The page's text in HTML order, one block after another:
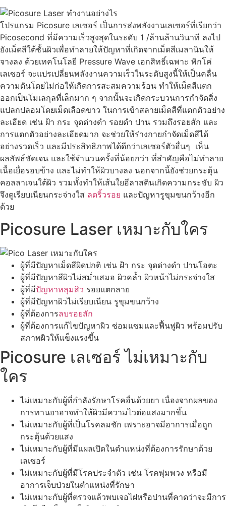
โปรแกรม Picosure เลเซอร์ เป็นการส่งพลังงานเลเซอร์ที่เรียกว่า
Picosecond ที่มีความเร็วสูงสุดในระดับ 1 /ล้านล้านวินาที ลงไป
ยังเม็ดสีใต้ชั้นผิวเพื่อทำลายให้ปัญหาที่เกิดจากเม็ดสีเมลานินให้
จางลง ด้วยเทคโนโลยี Pressure Wave เอกสิทธิ์เฉพาะ พิกโค่
เลเซอร์ จะแปรเปลี่ยนพลังงานความเร็วในระดับสูงนี้ให้เป็นคลื่น
ความดันโดยไม่ก่อให้เกิดการสะสมความร้อน ทำให้เม็ดสีแตก
ออกเป็นโมเลกุลที่เล็กมาก ๆ จากนั้นจะเกิดกระบวนการกำจัดสิ่ง
แปลกปลอมโดยเม็ดเลือดขาว ในการเข้าสลายเม็ดสีที่แตกตัวอย่าง
ละเอียด เช่น ฝ้า กระ จุดด่างดำ รอยดำ ปาน รวมถึงรอยสัก และ
การแตกตัวอย่างละเอียดมาก จะช่วยให้ร่างกายกำจัดเม็ดสีได้
อย่างรวดเร็ว และมีประสิทธิภาพได้ดีกว่าเลเซอร์ตัวอื่นๆ เห็น
ผลลัพธ์ชัดเจน และใช้จำนวนครั้งที่น้อยกว่า ที่สำคัญคือไม่ทำลาย
เนื้อเยื่อรอบข้าง และไม่ทำให้ผิวบางลง นอกจากนี้ยังช่วยกระตุ้น
คอลลาเจนใต้ผิว รวมทั้งทำให้เส้นใยอีลาสตินเกิดความกระชับ ผิว
จึงดูเรียบเนียนกระจ่างใส ลดริ้วรอย และปัญหารูขุมขนกว้างอีก
ด้วย
Picosure Laser เหมาะกับใคร
ผู้ที่มีปัญหาเม็ดสีผิดปกติ เช่น ฝ้า กระ จุดด่างดำ ปานโอตะ
ผู้ที่มีปัญหาสีผิวไม่สม่ำเสมอ ผิวคล้ำ ผิวหน้าไม่กระจ่างใส
ผู้ที่มีปัญหาหลุมสิว รอยแตกลาย
ผู้ที่มีปัญหาผิวไม่เรียบเนียน รูขุมขนกว้าง
ผู้ที่ต้องการลบรอยสัก
ผู้ที่ต้องการแก้ไขปัญหาผิว ซ่อมแซมและฟื้นฟูผิว พร้อมปรับ
สภาพผิวให้แข็งแรงขึ้น
Picosure เลเซอร์ ไม่เหมาะกับ
ใคร
ไม่เหมาะกับผู้ที่กำลังรักษาโรคอื่นด้วยยา เนื่องจากผลของ
การทานยาอาจทำให้ผิวมีความไวต่อแสงมากขึ้น
ไม่เหมาะกับผู้ที่เป็นโรคลมชัก เพราะอาจมีอาการเมื่อถูก
กระตุ้นด้วยแสง
ไม่เหมาะกับผู้ที่มีแผลเปิดในตำแหน่งที่ต้องการรักษาด้วย
เลเซอร์
ไม่เหมาะกับผู้ที่มีโรคประจำตัว เช่น โรคพุ่มพวง หรือมี
อาการเจ็บป่วยในตำแหน่งที่รักษา
ไม่เหมาะกับผู้ที่ตรวจแล้วพบเจอไฝหรือปานที่คาดว่าจะมีการ